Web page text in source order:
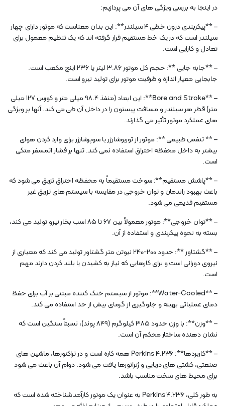
در اینجا به بررسی ویژگی های آن می پردازیم:
– **پیکربندی درون خطی 4 سیلندر**: این بدان معناست که موتور دارای چهار
سیلندر است که در یک خط مستقیم قرار گرفته اند که یک تنظیم معمول برای
تعادل و کارایی است.
– **جابه جایی **: حجم کل موتور 3.86 لیتر یا 236 اینچ مکعب است.
جابجایی معیار اندازه و ظرفیت موتور برای تولید نیرو است.
– **Bore and Stroke**: این ابعاد (منفذ 98.4 میلی متر و کورس 127 میلی
متر) قطر هر سیلندر و مسافت پیستون را در داخل آن طی می کند. آنها بر ویژگی
های عملکرد موتور تأثیر می گذارند.
– ** تنفس طبیعی **: موتور از توربوشارژر یا سوپرشارژر برای وارد کردن هوای
بیشتر به داخل محفظه احتراق استفاده نمی کند. تنها بر فشار اتمسفر متکی
است.
– **پاشش مستقیم**: سوخت مستقیماً به محفظه احتراق تزریق می شود که
باعث بهبود راندمان و توان خروجی در مقایسه با سیستم های تزریق غیر
مستقیم قدیمی می شود.
– **توان خروجی**: موتور معمولاً بین 67 تا 85 اسب بخار نیرو تولید می کند،
بسته به نحوه پیکربندی و استفاده از آن.
– **گشتاور **: حدود 200-240 نیوتن متر گشتاور تولید می کند که معیاری از
نیروی دورانی است و برای کارهایی که نیاز به کشیدن یا بلند کردن دارند مهم
است.
– **Water-Cooled**: موتور از سیستم خنک کننده مبتنی بر آب برای حفظ
دمای عملیاتی بهینه و جلوگیری از گرمای بیش از حد استفاده می کند.
– **وزن**: با وزن حدود 385 کیلوگرم (849 پوند)، نسبتاً سنگین است که
نشان دهنده ساختار محکم آن است.
– **کاربردها**: Perkins 4.236 همه کاره است و در تراکتورها، ماشین های
صنعتی، کشتی های دریایی و ژنراتورها یافت می شود. دوام آن باعث می شود
برای محیط های سخت مناسب باشد.
به طور کلی، Perkins 4.236 به عنوان یک موتور کارآمد شناخته شده است که